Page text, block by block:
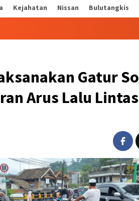
Kejahatan Nissan Bulutangkis
Gatur
Arus Lalu